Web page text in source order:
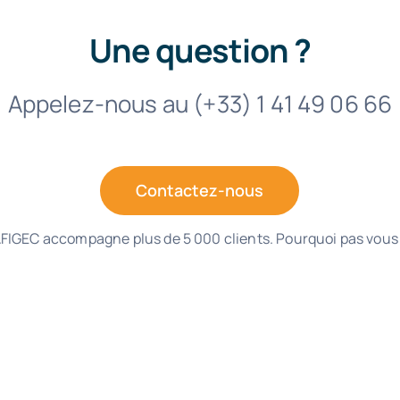
Une question ?
Appelez-nous au (+33) 1 41 49 06 66
Contactez-nous
accompagne plus de 5 000 clients. Pourquoi pas vous